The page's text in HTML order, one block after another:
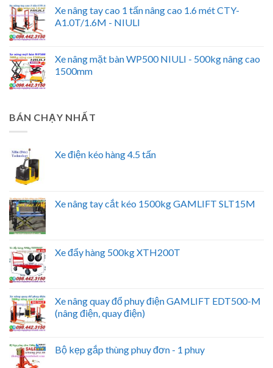
Xe nâng tay cao 1 tấn nâng cao 1.6 mét CTY-
A1.0T/1.6M - NIULI
Xe nâng mặt bàn WP500 NIULI - 500kg nâng cao
1500mm
BÁN CHẠY NHẤT
Xe điện kéo hàng 4.5 tấn
Xe nâng tay cắt kéo 1500kg GAMLIFT SLT15M
Xe đẩy hàng 500kg XTH200T
Xe nâng quay đổ phuy điện GAMLIFT EDT500-M
(nâng điện, quay điện)
Bộ kẹp gắp thùng phuy đơn - 1 phuy